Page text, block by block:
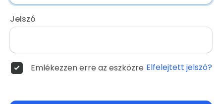
Jelszó
Emlékezzen erre az eszközre Elfelejtett jelszó?